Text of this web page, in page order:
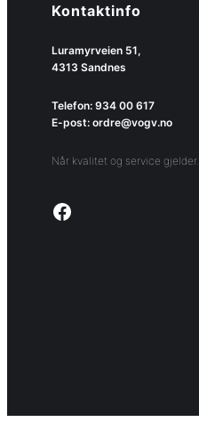
Kontaktinfo
Luramyrveien 51,
4313 Sandnes
Telefon: 934 00 617
E-post: ordre@vogv.no
Når kvalitet og service gjelder.
Link to facebook page